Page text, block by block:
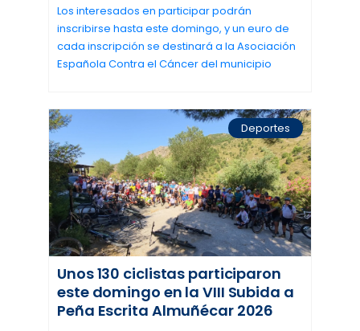
Los interesados en participar podrán
inscribirse hasta este domingo, y un euro de
cada inscripción se destinará a la Asociación
Española Contra el Cáncer del municipio
Deportes
Unos 130 ciclistas participaron
este domingo en la VIII Subida a
Peña Escrita Almuñécar 2026